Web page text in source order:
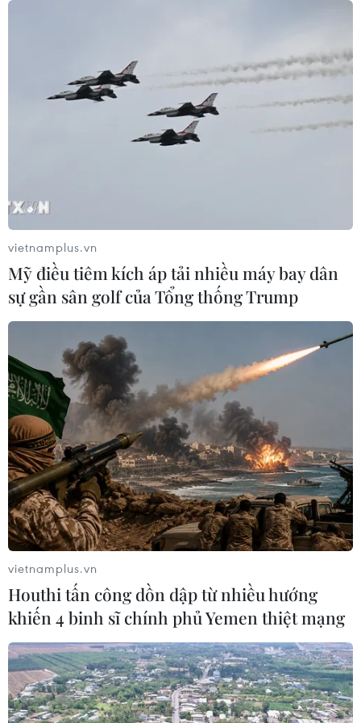
Giá vàng đi ngang trong phiên giao
dịch đầu tuần
vượt Nhật Bản về kim ngạch xuất
khẩu
09/08/2026 14:15
Công suất lọc dầu thu hẹp, giá xăng
09/08/2026 09:43
Xuất khẩu dệt may 7 tháng đạt trên
27 tỷ USD, duy trì đà tăng trưởng
09/08/2026 08:25
Hải Phòng điều chỉnh kịch bản tăng
trưởng, quyết tâm đạt GRDP 13%
09/08/2026 08:25
Trung Quốc công bố kế hoạch phát
triển ngành hàng không dân dụng
09/08/2026 05:12
vietnamplus.vn
Mỹ điều tiêm kích áp tải nhiều máy bay dân
sự gần sân golf của Tổng thống Trump
vietnamplus.vn
Houthi tấn công dồn dập từ nhiều hướng
khiến 4 binh sĩ chính phủ Yemen thiệt mạng